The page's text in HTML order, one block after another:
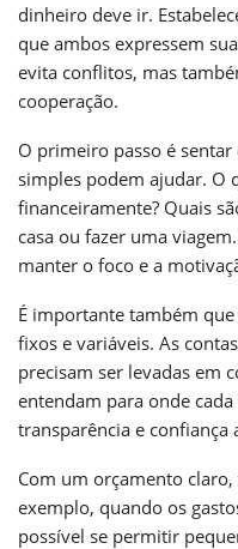
dinheiro deve ir.
que ambos expressem
evita conflitos, mas
cooperação.
O primeiro passo é
simples podem ajudar. O
financeiramente? Quais
casa ou fazer uma
manter o foco e a
É importante também
fixos e variáveis. As
precisam ser levadas em
entendam para onde
transparência e confiança
Com um orçamento
exemplo, quando os
possível se permitir